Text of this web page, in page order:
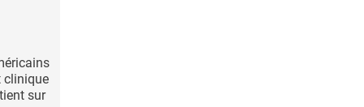
clinique
sur